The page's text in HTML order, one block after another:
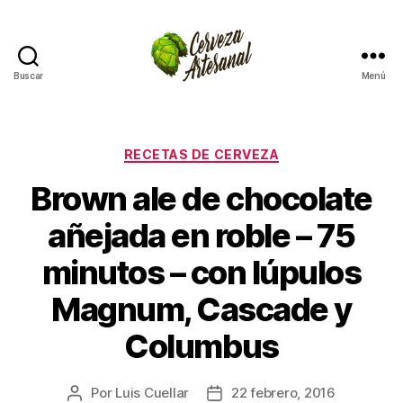
Buscar
artesanal
casa
Menú
Categorías
RECETAS DE CERVEZA
Brown ale de chocolate
añejada en roble – 75
minutos – con lúpulos
Magnum, Cascade y
Columbus
Autor
Por Luis Cuellar
Fecha22 febrero, 2016